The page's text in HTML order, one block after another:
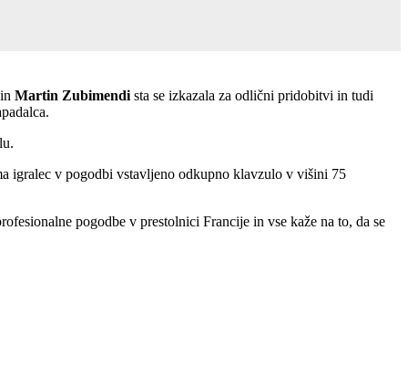
Martin Zubimendi sta se izkazala za odlični pridobitvi in tudi
igralec v pogodbi vstavljeno odkupno klavzulo v višini 75
pogodbe v prestolnici Francije in vse kaže na to, da se